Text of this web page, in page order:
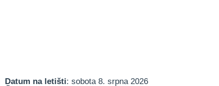
Datum na letišti: sobota 8. srpna 2026